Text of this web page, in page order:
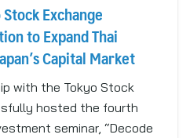
Exchange
to Expand Thai
Capital Market
with the Tokyo Stock
hosted the fourth
seminar, “Decode